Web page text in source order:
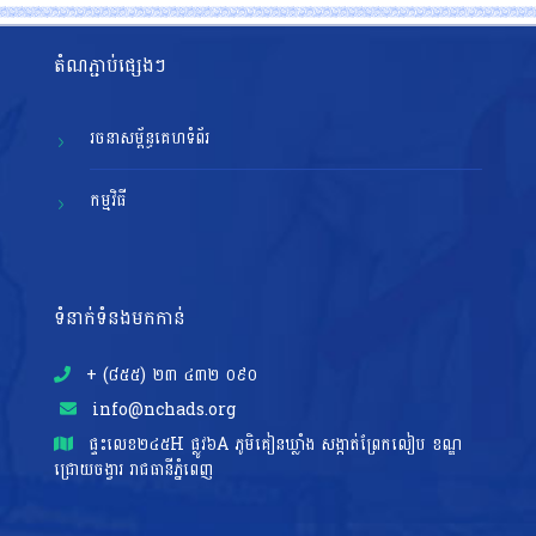
តំណភ្ជាប់ផ្សេងៗ
រចនាសម្ព័ន្ធគេហទំព័រ
កម្មវិធី
ទំនាក់ទំនងមកកាន់
+ (៨៥៥)​ ២៣​ ៤៣២ ០៩០
info@nchads.org
ផ្ទះ​លេខ២៤៥H ផ្លូវ៦A ភូមិគៀនឃ្លាំង សង្កាត់ព្រែកលៀប ខណ្ឌ
ជ្រោយចង្វារ រាជធានីភ្នំពេញ